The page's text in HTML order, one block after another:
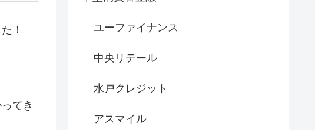
！
てき
ユーファイナンス
中央リテール
水戸クレジット
アスマイル